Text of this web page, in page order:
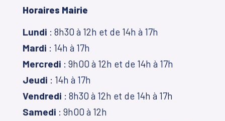
Horaires Mairie
Lundi : 8h30 à 12h et de 14h à 17h
Mardi : 14h à 17h
Mercredi : 9h00 à 12h et de 14h à 17h
Jeudi : 14h à 17h
Vendredi : 8h30 à 12h et de 14h à 17h
Samedi : 9h00 à 12h